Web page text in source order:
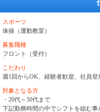
スポーツ
体操（運動教室）
募集職種
フロント（受付）
こだわり
週1回からOK、経験者歓迎、社員
対象となる方
・20代～50代まで
下記勤務時間の中でシフトを組む事